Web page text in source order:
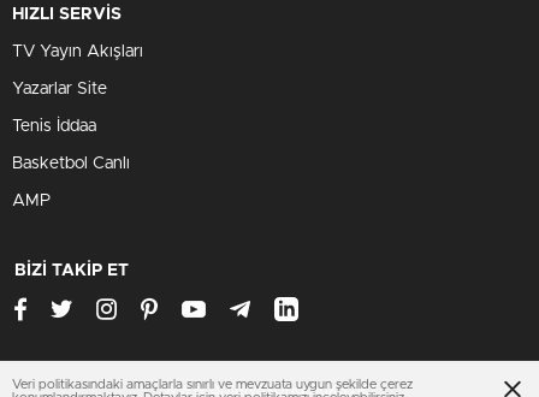
HIZLI SERVİS
TV Yayın Akışları
Yazarlar Site
Tenis İddaa
Basketbol Canlı
AMP
BİZİ TAKİP ET
www.antalyasondakika.net
Veri politikasındaki amaçlarla sınırlı ve mevzuata uygun şekilde çerez